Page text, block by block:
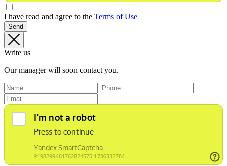
I have read and agree to the Terms of Use
Send
Write us
Our manager will soon contact you.